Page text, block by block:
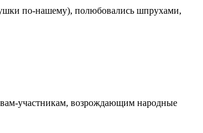
по-нашему), полюбовались шпрухами,
участникам, возрождающим народные